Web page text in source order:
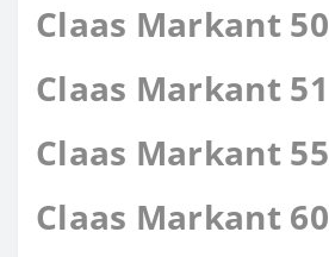
Claas Markant 50
Claas Markant 51
Claas Markant 55
Claas Markant 60